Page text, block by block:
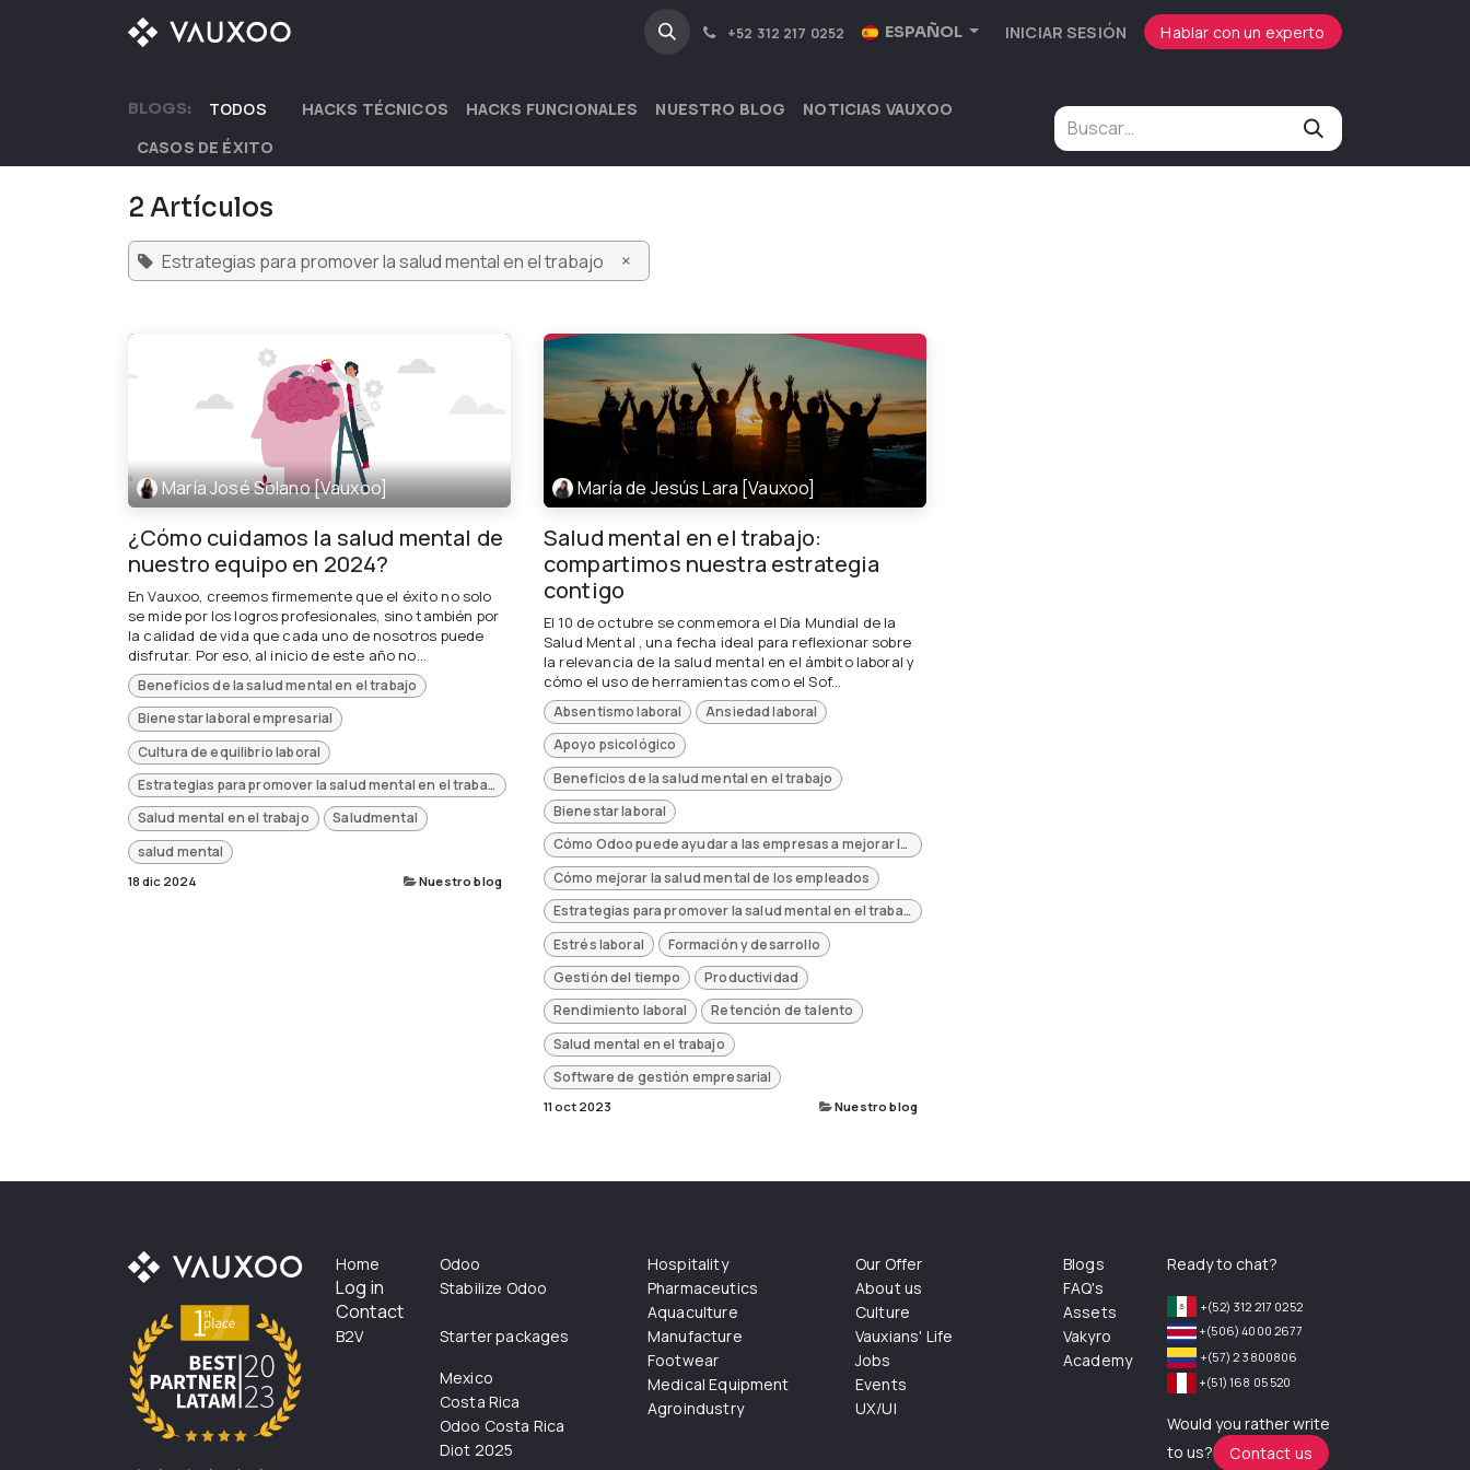
INDUSTRIAS +52 312 217 0252 ESPAÑOL INICIAR SESIÓN Hablar con un experto
BLOGS: TODOS HACKS TÉCNICOS HACKS FUNCIONALES NUESTRO BLOG
NOTICIAS VAUXOO
CASOS DE ÉXITO
2 Artículos
Estrategias para promover la salud mental en el trabajo ×
María José Solano [Vauxoo]
¿Cómo cuidamos la salud mental de
nuestro equipo en 2024?
En Vauxoo, creemos firmemente que el éxito no solo
se mide por los logros profesionales, sino también por
la calidad de vida que cada uno de nosotros puede
disfrutar. Por eso, al inicio de este año no...
Beneficios de la salud mental en el trabajo
Bienestar laboral empresarial
Cultura de equilibrio laboral
Estrategias para promover la salud mental en el trabajo
Salud mental en el trabajo
Saludmental
salud mental
18 dic 2024 Nuestro blog
María de Jesús Lara [Vauxoo]
Salud mental en el trabajo:
compartimos nuestra estrategia
contigo
El 10 de octubre se conmemora el Día Mundial de la
Salud Mental , una fecha ideal para reflexionar sobre
la relevancia de la salud mental en el ámbito laboral y
cómo el uso de herramientas como el Sof...
Absentismo laboral
Ansiedad laboral
Apoyo psicológico
Beneficios de la salud mental en el trabajo
Bienestar laboral
Cómo Odoo puede ayudar a las empresas a mejorar la salud mental de sus empleados
Cómo mejorar la salud mental de los empleados
Estrategias para promover la salud mental en el trabajo
Estrés laboral
Formación y desarrollo
Gestión del tiempo
Productividad
Rendimiento laboral
Retención de talento
Salud mental en el trabajo
Software de gestión empresarial
11 oct 2023 Nuestro blog
Home
Log in
Contact
B2V
Odoo
Stabilize Odoo
Starter packages
Mexico
Costa Rica
Odoo Costa Rica
Diot 2025
Hospitality
Pharmaceutics
Aquaculture
Manufacture
Footwear
Medical Equipment
Agroindustry
Our Offer
About us
Culture
Vauxians' Life
Jobs
Events
UX/UI
Blogs
FAQ's
Assets
Vakyro
Academy
Ready to chat?
+(52) 312 217 0252
+(506) 4000 2677
+(57) 2 3800806
+(51) 168 05 520
Would you rather write
to us?
Contact us